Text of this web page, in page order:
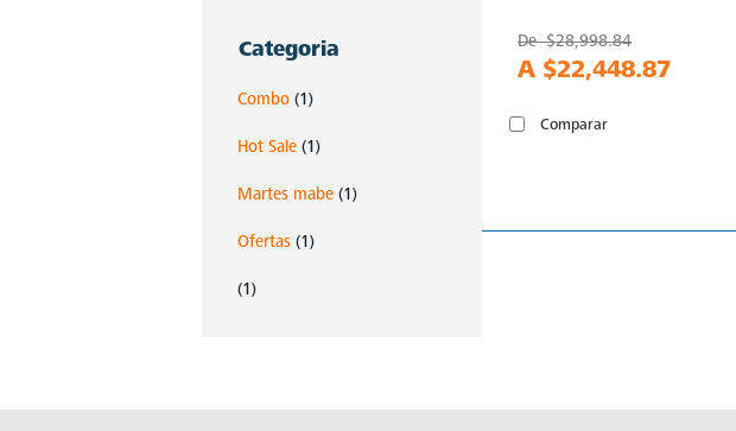
Categoria
Combo (1)
Hot Sale (1)
Martes mabe (1)
Ofertas (1)
(1)
De$28,998.84
A $22,448.87
Comparar